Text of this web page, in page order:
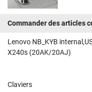
Commander des articles
Lenovo NB_KYB
X240s (20AK/20AJ)
Claviers